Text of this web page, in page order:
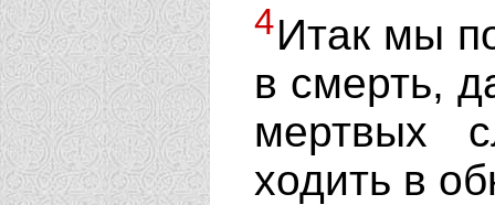
4Итак мы
в смерть,
мертвых
ходить в